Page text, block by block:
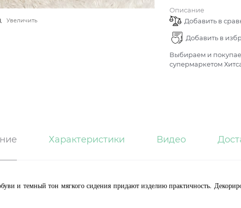
Увеличить
Описание
Добавить в
Добавить в
Выбираем и
супермаркетом
Характеристики Видео
и темный тон мягкого сидения придают изделию практичность.